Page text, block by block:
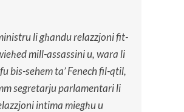
li għandu relazzjoni fit-
mill-assassini u, wara li
bis-sehem ta’ Fenech fil-qtil,
segretarju parlamentari li
intima miegħu u